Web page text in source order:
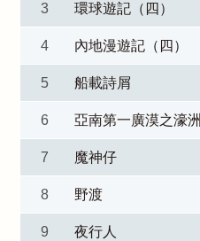
3 環球遊記（四）
4 內地漫遊記（四）
5 船載詩屑
6 亞南第一廣漠之濠洲
7 魔神仔
8 野渡
9 夜行人